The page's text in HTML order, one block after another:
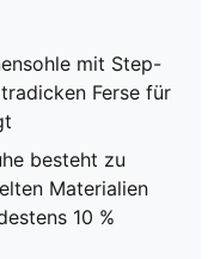
mit Step-
Ferse für
besteht zu
Materialien
10 %